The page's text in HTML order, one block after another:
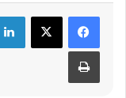
طباعة